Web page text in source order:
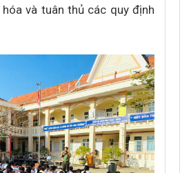
và tuân thủ các quy định